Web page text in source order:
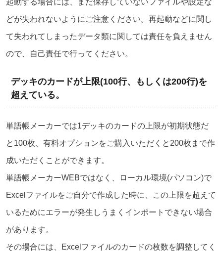
どが失われないようにご注意ください。再起動などに関し
て失われてしまったデータ類に関しては責任を負えません
ので、自己責任で行ってください。
デッキのカードが上限(100行、もしくは200行)を
超えている。
単語帳メーカーでは1デッキのカードの上限が初期状態だ
と100枚、有料オプションをご購入いただくと200枚まで作
成いただくことができます。
単語帳メーカーWEBではなく、ローカル環境(パソコン)で
Excelファイルをご自分で作成した時に、この上限を超えて
いるためにエラーが発生しうまくインポートできない場合
があります。
その場合には、Excelファイルのカードの枚数を調整してく